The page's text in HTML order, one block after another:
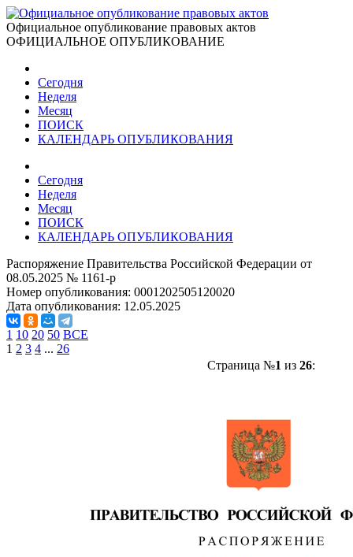
Официальное опубликование правовых актов
ОФИЦИАЛЬНОЕ ОПУБЛИКОВАНИЕ
Сегодня
Неделя
Месяц
ПОИСК
КАЛЕНДАРЬ ОПУБЛИКОВАНИЯ
Сегодня
Неделя
Месяц
ПОИСК
КАЛЕНДАРЬ ОПУБЛИКОВАНИЯ
Распоряжение Правительства Российской Федерации от
08.05.2025 № 1161-р
Номер опубликования: 0001202505120020
Дата опубликования: 12.05.2025
1 10 20 50 ВСЕ
1 2 3 4 ... 26
Страница №1 из 26: